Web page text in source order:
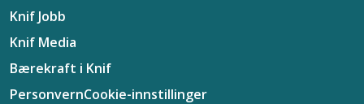
Knif Jobb
Knif Media
Bærekraft i Knif
PersonvernCookie-innstillinger